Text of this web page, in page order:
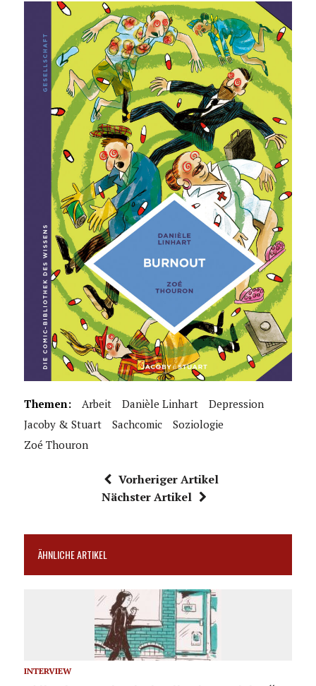
Themen: Arbeit Danièle Linhart
Depression
Jacoby & Stuart
Sachcomic
Soziologie
Zoé Thouron
Vorheriger Artikel
Nächster Artikel
ÄHNLICHE ARTIKEL
INTERVIEW